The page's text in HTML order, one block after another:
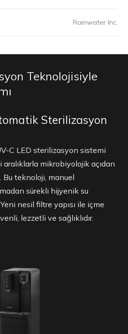
Rainwater Inc.
Teknolojisiyle
Sterilizasyon
C LED sterilizasyon sistemi
mikrobiyolojik açıdan
teknoloji, manuel
sürekli hijyenik su
nesil filtre yapısı ile içme
lezzetli ve sağlıklıdır.